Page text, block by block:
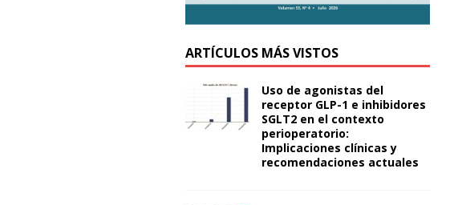
ARTÍCULOS MÁS VISTOS
Uso de agonistas del
receptor GLP-1 e inhibidores
SGLT2 en el contexto
perioperatorio:
Implicaciones clínicas y
recomendaciones actuales